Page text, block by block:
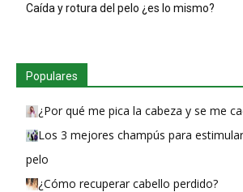
Caída y rotura del pelo ¿es lo mismo?
Populares
¿Por qué me pica la cabeza y se me
Los 3 mejores champús para
pelo
¿Cómo recuperar cabello perdido?